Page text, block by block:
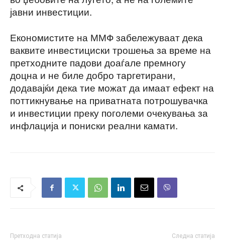
јавни инвестиции.
Економистите на ММФ забележуваат дека
ваквите инвестициски трошења за време на
претходните падови доаѓале премногу
доцна и не биле добро таргетирани,
додавајќи дека тие можат да имаат ефект на
поттикнување на приватната потрошувачка
и инвестиции преку поголеми очекувања за
инфлација и пониски реални камати.
Претходна статија Следна статија